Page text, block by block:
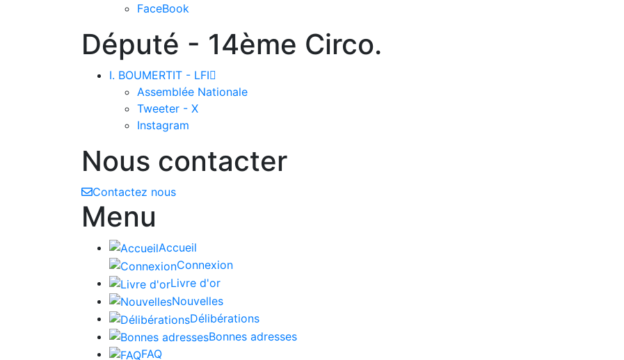
FaceBook
Député - 14ème Circo.
I. BOUMERTIT - LFI
Assemblée Nationale
Tweeter - X
Instagram
Nous contacter
Contactez nous
Menu
Accueil
Connexion
Livre d'or
Nouvelles
Délibérations
Bonnes adresses
FAQ